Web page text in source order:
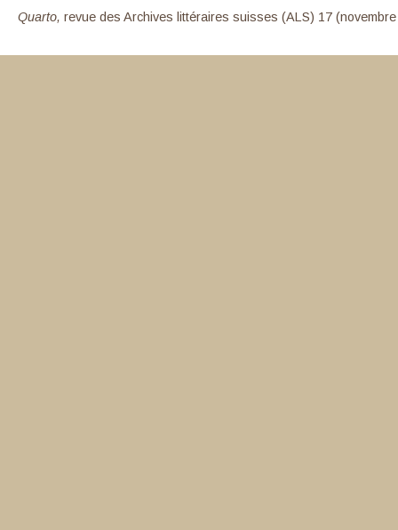
Quarto, revue des Archives littéraires suisses (ALS) 17